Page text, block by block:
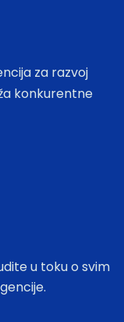
za razvoj
konkurentne
u toku o svim